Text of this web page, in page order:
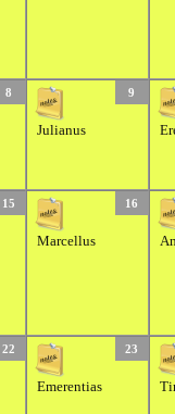
8 9
Julianus
15 16
Marcellus
22 23
Emerentias